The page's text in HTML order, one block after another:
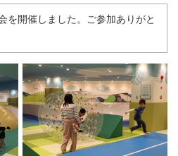
を開催しました。ご参加ありがと